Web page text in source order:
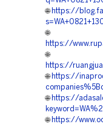
🌐 https://
🌐
https://
🌐
https://
🌐 https://
🌐 https://
🌐 https://